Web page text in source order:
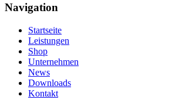
Navigation
Startseite
Leistungen
Shop
Unternehmen
News
Downloads
Kontakt